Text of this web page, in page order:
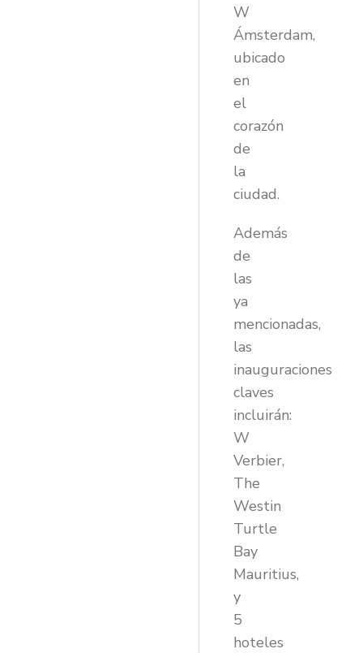
W
Ámsterdam,
ubicado
en
el
corazón
de
la
ciudad.
Además
de
las
ya
mencionadas,
las
inauguraciones
claves
incluirán:
W
Verbier,
The
Westin
Turtle
Bay
Mauritius,
y
5
hoteles